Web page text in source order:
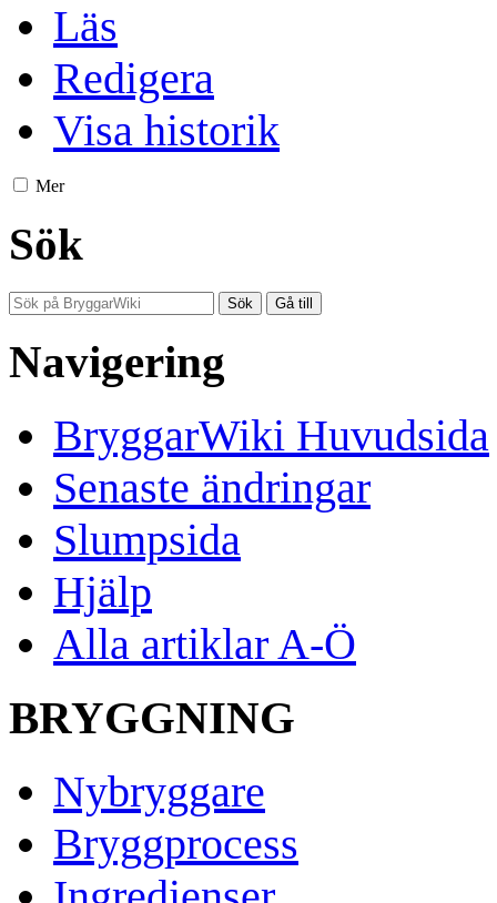
Läs
Redigera
Visa historik
Mer
Sök
Navigering
BryggarWiki Huvudsida
Senaste ändringar
Slumpsida
Hjälp
Alla artiklar A-Ö
BRYGGNING
Nybryggare
Bryggprocess